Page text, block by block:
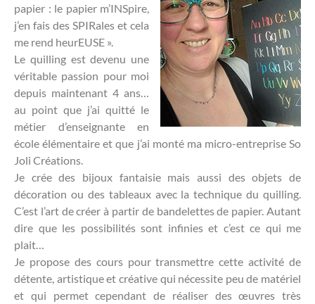
papier : le papier m’INSpire,
j’en fais des SPIRales et cela
me rend heurEUSE ».
Le quilling est devenu une
véritable passion pour moi
depuis maintenant 4 ans…
au point que j’ai quitté le
métier d’enseignante en
école élémentaire et que j’ai monté ma micro-entreprise So
Joli Créations.
Je crée des bijoux fantaisie mais aussi des objets de
décoration ou des tableaux avec la technique du quilling.
C’est l’art de créer à partir de bandelettes de papier. Autant
dire que les possibilités sont infinies et c’est ce qui me
plait…
Je propose des cours pour transmettre cette activité de
détente, artistique et créative qui nécessite peu de matériel
et qui permet cependant de réaliser des œuvres très